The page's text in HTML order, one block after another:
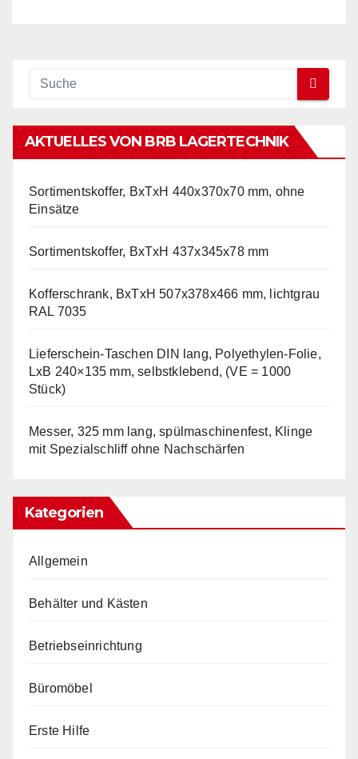
AKTUELLES VON BRB LAGERTECHNIK
Sortimentskoffer, BxTxH 440x370x70 mm, ohne
Einsätze
Sortimentskoffer, BxTxH 437x345x78 mm
Kofferschrank, BxTxH 507x378x466 mm, lichtgrau
RAL 7035
Lieferschein-Taschen DIN lang, Polyethylen-Folie,
LxB 240×135 mm, selbstklebend, (VE = 1000
Stück)
Messer, 325 mm lang, spülmaschinenfest, Klinge
mit Spezialschliff ohne Nachschärfen
Kategorien
Allgemein
Behälter und Kästen
Betriebseinrichtung
Büromöbel
Erste Hilfe